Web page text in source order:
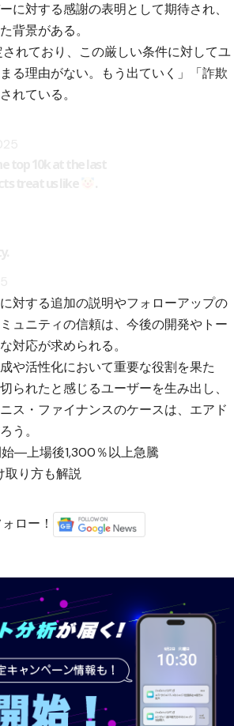
対する感謝の表明として期待され、
背景がある。
れており、この厳しい条件に対してユ
る理由がない。もう出ていく」「詐欺
れている。
対する追加の説明やフォローアップの
ュニティの信頼は、今後の開発やトー
対応が求められる。
や活性化において重要な役割を果た
れたと感じるユーザーを生み出し、
ス・ファイナンスのケースは、エアド
う。
―上場後1,300％以上急騰
取り方も解説
ロー！